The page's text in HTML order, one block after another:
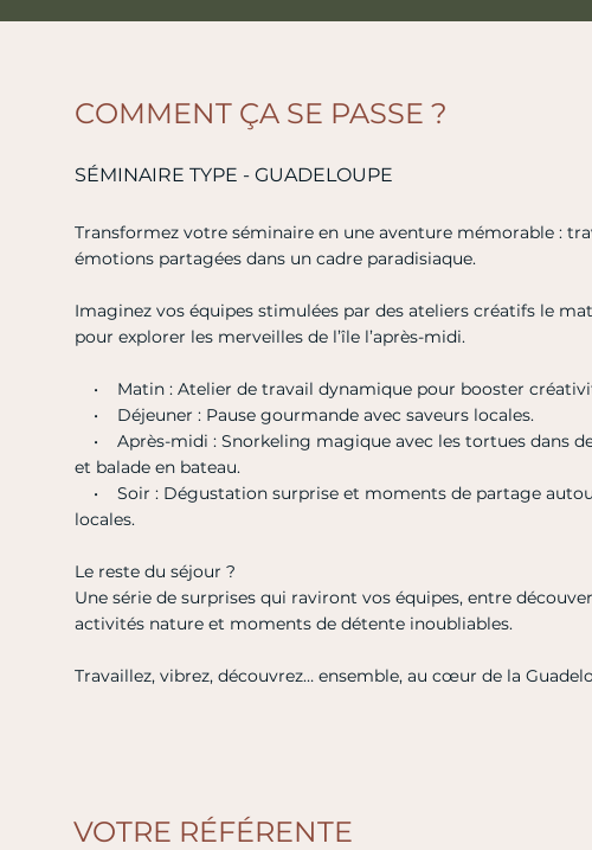
COMMENT ÇA SE PASSE ?
SÉMINAIRE TYPE - GUADELOUPE
Transformez votre séminaire en une aventure mémorable :
émotions partagées dans un cadre paradisiaque.
Imaginez vos équipes stimulées par des ateliers créatifs le
pour explorer les merveilles de l’île l’après-midi.
• Matin : Atelier de travail dynamique pour booster
• Déjeuner : Pause gourmande avec saveurs locales.
• Après-midi : Snorkeling magique avec les tortues dans
et balade en bateau.
• Soir : Dégustation surprise et moments de partage
locales.
Le reste du séjour ?
Une série de surprises qui raviront vos équipes, entre
activités nature et moments de détente inoubliables.
Travaillez, vibrez, découvrez… ensemble, au cœur de la
VOTRE RÉFÉRENTE